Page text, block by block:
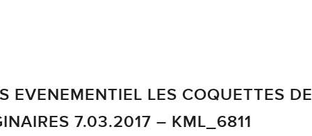
EVENEMENTIEL LES COQUETTES DE
7.03.2017 – KML_6811